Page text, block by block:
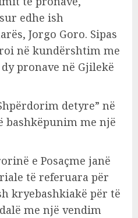
edhe ish
Jorgo Goro. Sipas
në kundërshtim me
pronave në Gjilekë
detyre” në
bashkëpunim me një
e Posaçme janë
të referuara për
kryebashkiakë për të
me një vendim